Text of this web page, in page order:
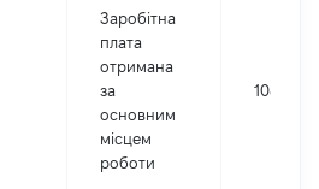
Заробітна
плата
отримана
за
основним
місцем
роботи
108957